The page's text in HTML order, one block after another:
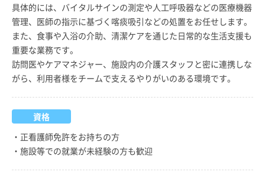
具体的には、バイタルサインの測定や人工呼吸器などの医療機器
管理、医師の指示に基づく喀痰吸引などの処置をお任せします。
また、食事や入浴の介助、清潔ケアを通じた日常的な生活支援も
重要な業務です。
訪問医やケアマネジャー、施設内の介護スタッフと密に連携しな
がら、利用者様をチームで支えるやりがいのある環境です。
資格
・正看護師免許をお持ちの方
・施設等での就業が未経験の方も歓迎